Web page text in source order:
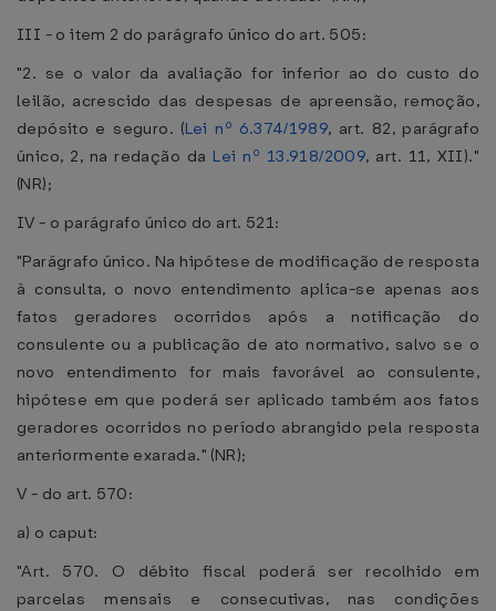
III - o item 2 do parágrafo único do art. 505:
"2. se o valor da avaliação for inferior ao do custo do
leilão, acrescido das despesas de apreensão, remoção,
depósito e seguro. (Lei nº 6.374/1989, art. 82, parágrafo
único, 2, na redação da Lei nº 13.918/2009, art. 11, XII)."
(NR);
IV - o parágrafo único do art. 521:
"Parágrafo único. Na hipótese de modificação de resposta
à consulta, o novo entendimento aplica-se apenas aos
fatos geradores ocorridos após a notificação do
consulente ou a publicação de ato normativo, salvo se o
novo entendimento for mais favorável ao consulente,
hipótese em que poderá ser aplicado também aos fatos
geradores ocorridos no período abrangido pela resposta
anteriormente exarada." (NR);
V - do art. 570:
a) o caput:
"Art. 570. O débito fiscal poderá ser recolhido em
parcelas mensais e consecutivas, nas condições